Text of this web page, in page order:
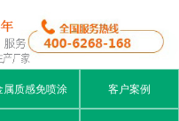
属质感免喷涂 客户案例